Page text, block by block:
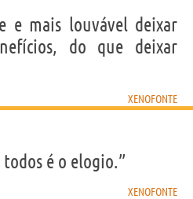
e mais louvável deixar
do que deixar
XENOFONTE
todos é o elogio.”
XENOFONTE